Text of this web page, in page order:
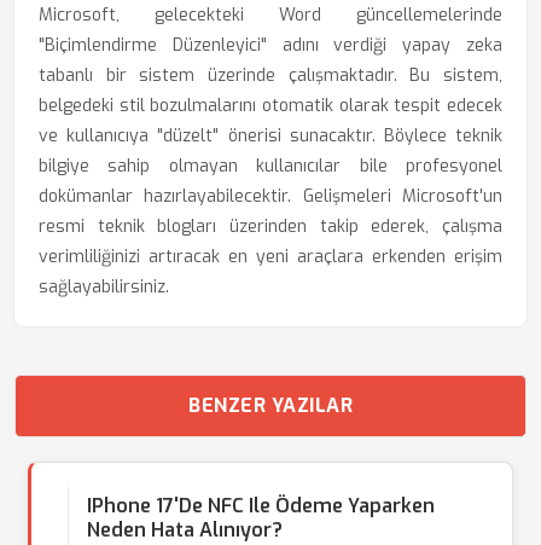
Microsoft, gelecekteki Word güncellemelerinde
"Biçimlendirme Düzenleyici" adını verdiği yapay zeka
tabanlı bir sistem üzerinde çalışmaktadır. Bu sistem,
belgedeki stil bozulmalarını otomatik olarak tespit edecek
ve kullanıcıya "düzelt" önerisi sunacaktır. Böylece teknik
bilgiye sahip olmayan kullanıcılar bile profesyonel
dokümanlar hazırlayabilecektir. Gelişmeleri Microsoft'un
resmi teknik blogları üzerinden takip ederek, çalışma
verimliliğinizi artıracak en yeni araçlara erkenden erişim
sağlayabilirsiniz.
BENZER YAZILAR
IPhone 17'de NFC Ile Ödeme Yaparken
Neden Hata Alınıyor?